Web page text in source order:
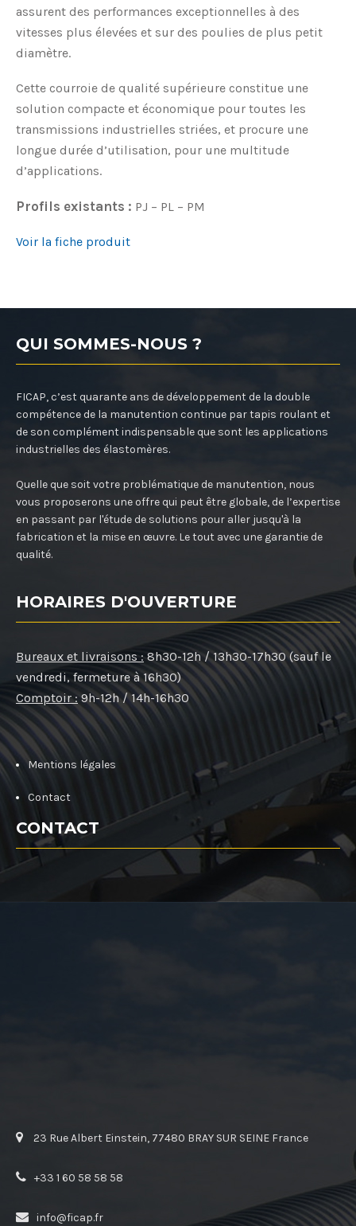
assurent des performances exceptionnelles à des
vitesses plus élevées et sur des poulies de plus petit
diamètre.
Cette courroie de qualité supérieure constitue une
solution compacte et économique pour toutes les
transmissions industrielles striées, et procure une
longue durée d’utilisation, pour une multitude
d’applications.
Profils existants : PJ – PL – PM
Voir la fiche produit
QUI SOMMES-NOUS ?
FICAP, c’est quarante ans de développement de la double
compétence de la manutention continue par tapis roulant et
de son complément indispensable que sont les applications
industrielles des élastomères.
Quelle que soit votre problématique de manutention, nous
vous proposerons une offre qui peut être globale, de l’expertise
en passant par l'étude de solutions pour aller jusqu'à la
fabrication et la mise en œuvre. Le tout avec une garantie de
qualité.
HORAIRES D'OUVERTURE
Bureaux et livraisons : 8h30-12h / 13h30-17h30 (sauf le
vendredi, fermeture à 16h30)
Comptoir : 9h-12h / 14h-16h30
Mentions légales
Contact
CONTACT
23 Rue Albert Einstein, 77480 BRAY SUR SEINE France
+33 1 60 58 58 58
info@ficap.fr